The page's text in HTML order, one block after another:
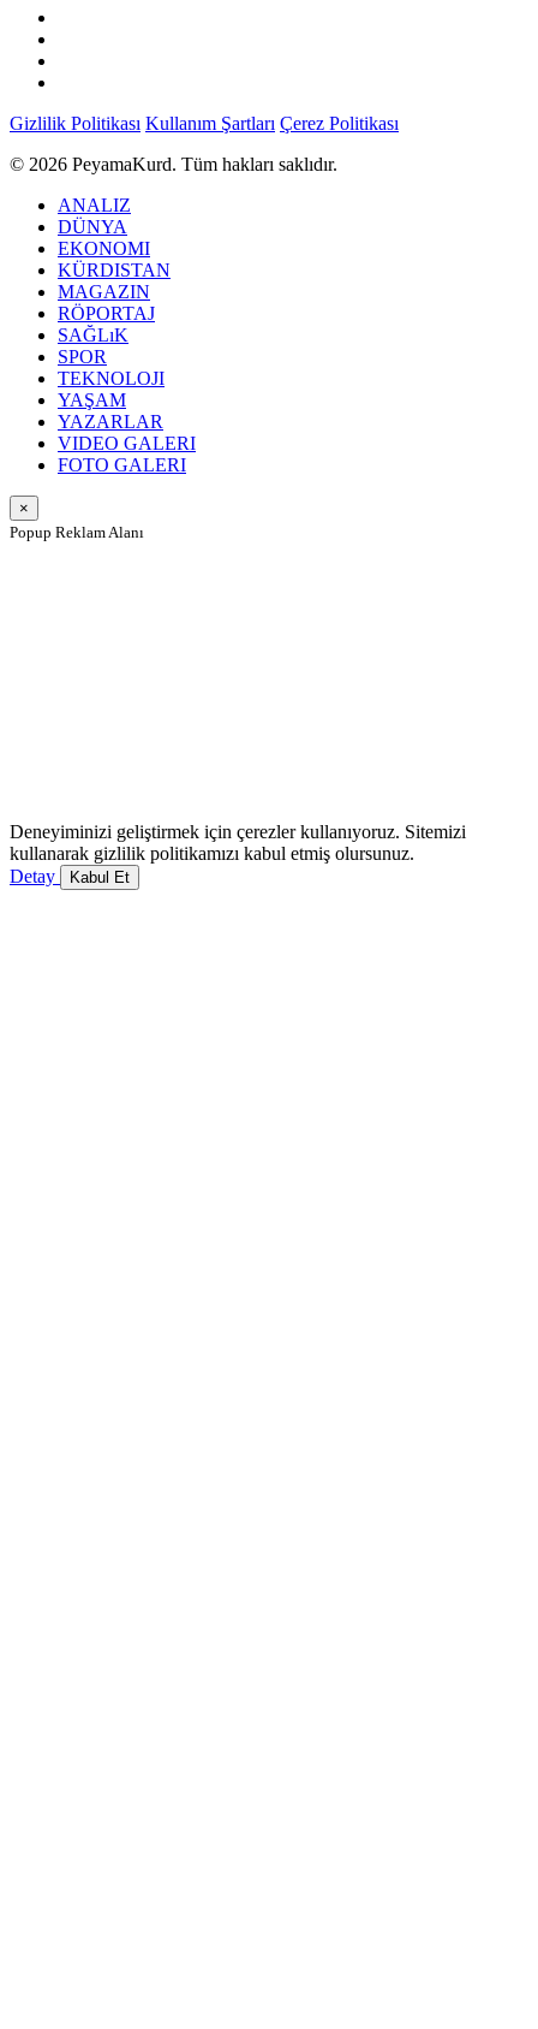
Gizlilik Politikası Kullanım Şartları Çerez Politikası
© 2026 PeyamaKurd. Tüm hakları saklıdır.
ANALIZ
DÜNYA
EKONOMI
KÜRDISTAN
MAGAZIN
RÖPORTAJ
SAĞLıK
SPOR
TEKNOLOJI
YAŞAM
YAZARLAR
VIDEO GALERI
FOTO GALERI
×
Popup Reklam Alanı
Deneyiminizi geliştirmek için çerezler kullanıyoruz. Sitemizi
kullanarak gizlilik politikamızı kabul etmiş olursunuz.
Detay
Kabul Et